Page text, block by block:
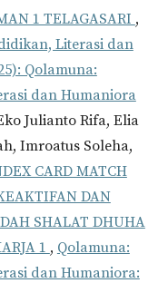
1 TELAGASARI ,
Literasi dan
Qolamuna:
dan Humaniora
Julianto Rifa, Elia
Imroatus Soleha,
CARD MATCH
DAN
SHALAT DHUHA
1 , Qolamuna:
dan Humaniora: